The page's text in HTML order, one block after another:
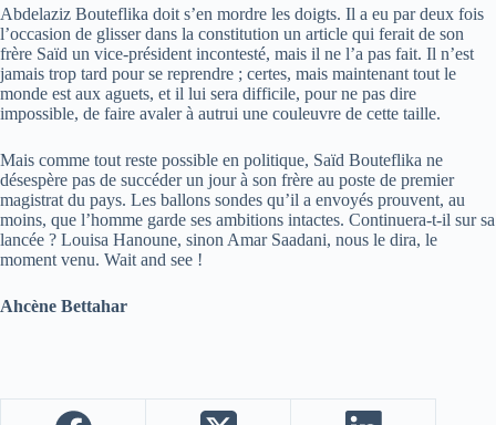
Abdelaziz Bouteflika doit s’en mordre les doigts. Il a eu par deux fois
l’occasion de glisser dans la constitution un article qui ferait de son
frère Saïd un vice-président incontesté, mais il ne l’a pas fait. Il n’est
jamais trop tard pour se reprendre ; certes, mais maintenant tout le
monde est aux aguets, et il lui sera difficile, pour ne pas dire
impossible, de faire avaler à autrui une couleuvre de cette taille.
Mais comme tout reste possible en politique, Saïd Bouteflika ne
désespère pas de succéder un jour à son frère au poste de premier
magistrat du pays. Les ballons sondes qu’il a envoyés prouvent, au
moins, que l’homme garde ses ambitions intactes. Continuera-t-il sur sa
lancée ? Louisa Hanoune, sinon Amar Saadani, nous le dira, le
moment venu. Wait and see !
Ahcène Bettahar